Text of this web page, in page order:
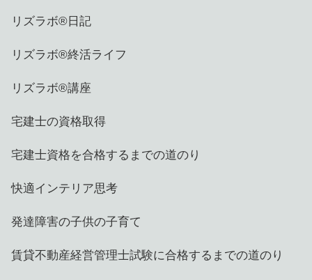
リズラボ®️日記
リズラボ®️終活ライフ
リズラボ®️講座
宅建士の資格取得
宅建士資格を合格するまでの道のり
快適インテリア思考
発達障害の子供の子育て
賃貸不動産経営管理士試験に合格するまでの道のり